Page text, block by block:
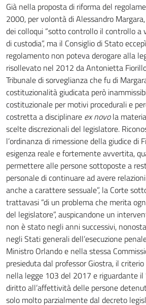
Già nella proposta di riforma del
2000, per volontà di Alessandro
dei colloqui “sotto controllo il controllo a
di custodia”, ma il Consiglio di Stato
regolamento non poteva derogare alla
risollevato nel 2012 da Antonietta
Tribunale di sorveglianza che fu di
costituzionalità giudicata però
costituzionale per motivi procedurali e
costretta a disciplinare ex novola
scelte discrezionali del legislatore.
l’ordinanza di rimessione della giudice di
esigenza reale e fortemente avvertita,
permettere alle persone sottoposte a
personale di continuare ad avere
anche a carattere sessuale”, la Corte
trattavasi “di un problema che merita
del legislatore”, auspicandone un
non è stato negli anni successivi,
negli Stati generali dell’esecuzione
Ministro Orlando e nella stessa
presieduta dal professor Giostra, il
nella legge 103 del 2017 e riguardante il
diritto all’affettività delle persone
solo molto parzialmente dal decreto